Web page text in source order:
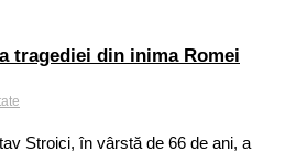
tragediei din inima Romei
Stroici, în vârstă de 66 de ani, a